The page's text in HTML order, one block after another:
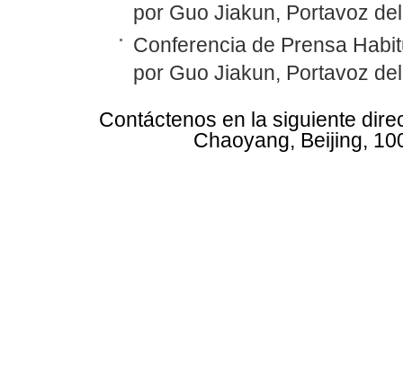
por Guo Jiakun, Portavoz
Conferencia de Prensa
por Guo Jiakun, Portavoz
Contáctenos en la siguiente
Chaoyang, Beijing,